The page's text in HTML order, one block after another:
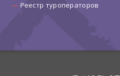
Реестр туроператоров